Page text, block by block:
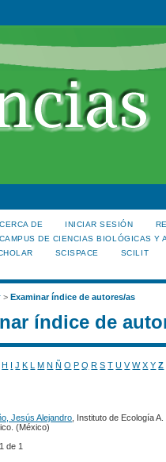
DE INICIAR SESIÓN
CAMPUS DE CIENCIAS BIOLÓGICAS Y
SCISPACE SCILIT
>Examinar índice de autores/as
índice de
H I J K L M N Ñ O P Q R S T U V W X Y Z
Jesús Alejandro , Instituto de Ecología
(México)
1 de 1